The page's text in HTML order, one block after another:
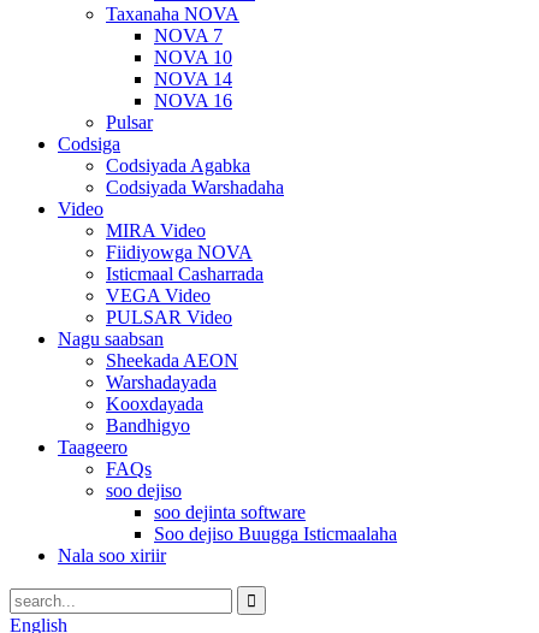
Taxanaha NOVA
NOVA 7
NOVA 10
NOVA 14
NOVA 16
Pulsar
Codsiga
Codsiyada Agabka
Codsiyada Warshadaha
Video
MIRA Video
Fiidiyowga NOVA
Isticmaal Casharrada
VEGA Video
PULSAR Video
Nagu saabsan
Sheekada AEON
Warshadayada
Kooxdayada
Bandhigyo
Taageero
FAQs
soo dejiso
soo dejinta software
Soo dejiso Buugga Isticmaalaha
Nala soo xiriir
English